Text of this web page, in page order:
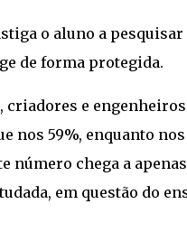
o aluno a pesquisar
de forma protegida.
criadores e
59%, enquanto nos
número chega a apenas
em questão do